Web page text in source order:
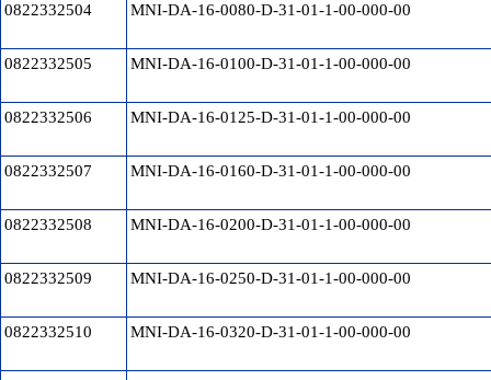
0822332504 MNI-DA-16-0080-D-31-01-1-00-000-00
0822332505 MNI-DA-16-0100-D-31-01-1-00-000-00
0822332506 MNI-DA-16-0125-D-31-01-1-00-000-00
0822332507 MNI-DA-16-0160-D-31-01-1-00-000-00
0822332508 MNI-DA-16-0200-D-31-01-1-00-000-00
0822332509 MNI-DA-16-0250-D-31-01-1-00-000-00
0822332510 MNI-DA-16-0320-D-31-01-1-00-000-00